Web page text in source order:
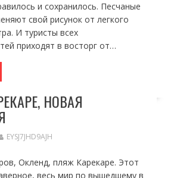
и сохранилось. Песчаные
свой рисунок от легкого
И туристы всех
приходят в восторг от…
НОВАЯ
EYSJ7JHD9AJH
Окленд, пляж Карекаре. Этот
весь мир по вышедшему в